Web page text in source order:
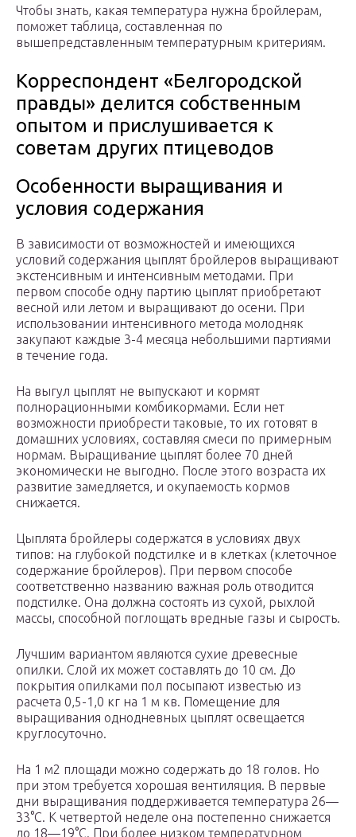
Чтобы знать, какая температура нужна бройлерам,
поможет таблица, составленная по
вышепредставленным температурным критериям.
Корреспондент «Белгородской
правды» делится собственным
опытом и прислушивается к
советам других птицеводов
Особенности выращивания и
условия содержания
В зависимости от возможностей и имеющихся
условий содержания цыплят бройлеров выращивают
экстенсивным и интенсивным методами. При
первом способе одну партию цыплят приобретают
весной или летом и выращивают до осени. При
использовании интенсивного метода молодняк
закупают каждые 3-4 месяца небольшими партиями
в течение года.
На выгул цыплят не выпускают и кормят
полнорационными комбикормами. Если нет
возможности приобрести таковые, то их готовят в
домашних условиях, составляя смеси по примерным
нормам. Выращивание цыплят более 70 дней
экономически не выгодно. После этого возраста их
развитие замедляется, и окупаемость кормов
снижается.
Цыплята бройлеры содержатся в условиях двух
типов: на глубокой подстилке и в клетках (клеточное
содержание бройлеров). При первом способе
соответственно названию важная роль отводится
подстилке. Она должна состоять из сухой, рыхлой
массы, способной поглощать вредные газы и сырость.
Лучшим вариантом являются сухие древесные
опилки. Слой их может составлять до 10 см. До
покрытия опилками пол посыпают известью из
расчета 0,5-1,0 кг на 1 м кв. Помещение для
выращивания однодневных цыплят освещается
круглосуточно.
На 1 м2 площади можно содержать до 18 голов. Но
при этом требуется хорошая вентиляция. В первые
дни выращивания поддерживается температура 26—
33°С. К четвертой неделе она постепенно снижается
до 18—19°С. При более низком температурном